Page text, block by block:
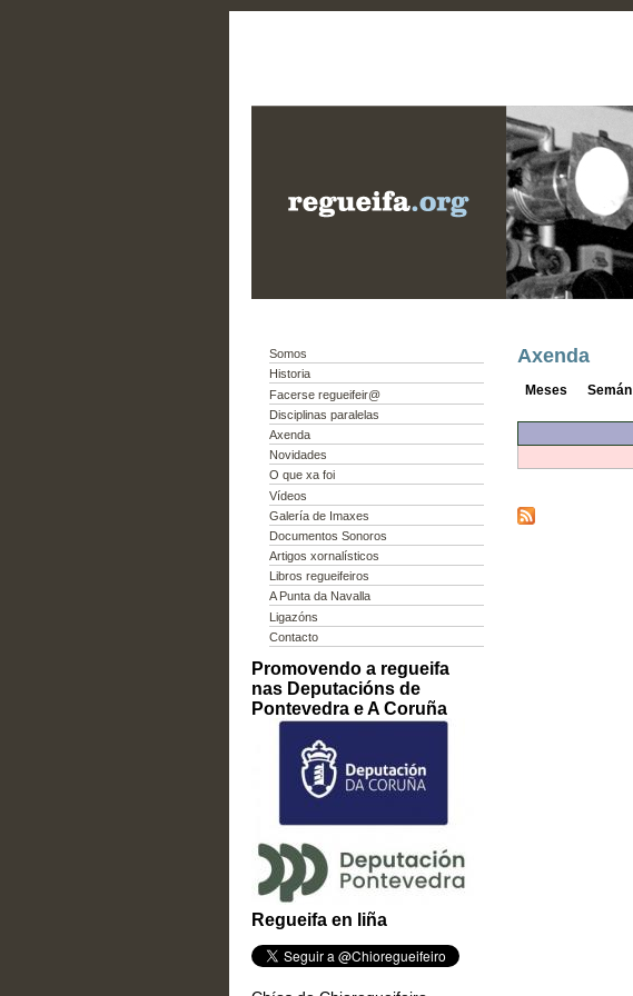
Somos
Historia
Facerse regueifeir@
Disciplinas paralelas
Axenda
Novidades
O que xa foi
Vídeos
Galería de Imaxes
Documentos Sonoros
Artigos xornalísticos
Libros regueifeiros
A Punta da Navalla
Ligazóns
Contacto
Promovendo a regueifa
nas Deputacións de
Pontevedra e A Coruña
Regueifa en liña
Axenda
Meses Semán